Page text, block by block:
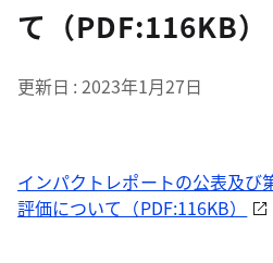
て（PDF:116KB）
更新日 2023年1月27日
インパクトレポートの公表及び
評価について（PDF:116KB）